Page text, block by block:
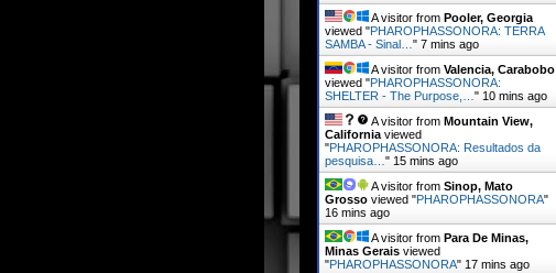
A visitor from Pooler, Georgia
viewed "PHAROPHASSONORA: TERRA
SAMBA - Sinal… " 7 mins ago
A visitor from Valencia, Carabobo
viewed "PHAROPHASSONORA:
SHELTER - The Purpose,… " 10 mins ago
A visitor from Mountain View,
California viewed
"PHAROPHASSONORA: Resultados da
pesquisa… " 15 mins ago
A visitor from Sinop, Mato
Grosso viewed "PHAROPHASSONORA"
16 mins ago
A visitor from Para De Minas,
Minas Gerais viewed
"PHAROPHASSONORA" 17 mins ago